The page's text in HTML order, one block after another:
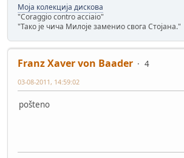
Моја колекција дискова
"Coraggio contro acciaio"
"Тако је чича Милоје заменио свога Стојана."
Franz Xaver von Baader
4
03-08-2011, 14:59:02
pošteno